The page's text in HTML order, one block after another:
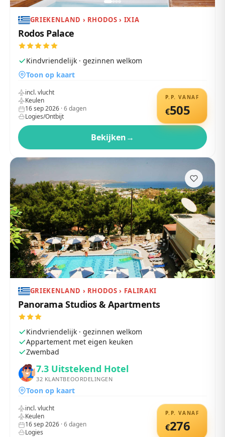
GRIEKENLAND › RHODOS › IXIA
Rodos Palace
Kindvriendelijk · gezinnen welkom
Toon op kaart
P.P. VANAF
€505
incl. vlucht
Keulen
16 sep 2026 ·6dagen
Logies/Ontbijt
Bekijken→
GRIEKENLAND › RHODOS › FALIRAKI
Panorama Studios & Apartments
Kindvriendelijk · gezinnen welkom
Appartement met eigen keuken
Zwembad
7.3 Uitstekend Hotel
32 KLANTBEOORDELINGEN
Toon op kaart
P.P. VANAF
€276
incl. vlucht
Keulen
16 sep 2026 ·6dagen
Logies